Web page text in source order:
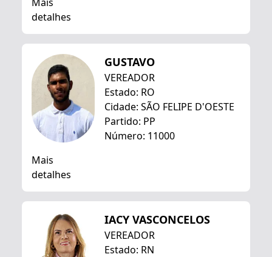
detalhes
GUSTAVO
VEREADOR
Estado: RO
Cidade: SÃO FELIPE D'OESTE
Partido: PP
Número: 11000
Mais
detalhes
IACY VASCONCELOS
VEREADOR
Estado: RN